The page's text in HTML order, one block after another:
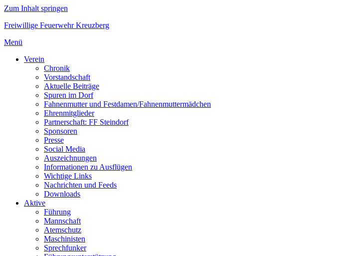
Zum Inhalt springen
Freiwillige Feuerwehr Kreuzberg
Menü
Verein
Chronik
Vorstandschaft
Aktuelle Beiträge
Spuren im Dorf
Fahnenmutter und Festdamen/Fahnenmuttermädchen
Ehrenmitglieder
Partnerschaft: FF Steindorf
Sponsoren
Presse
Social Media
Auszeichnungen
Informationen zu Ausflügen
Wichtige Links
Nachrichten und Feeds
Downloads
Aktive
Führung
Mannschaft
Atemschutz
Maschinisten
Sprechfunker